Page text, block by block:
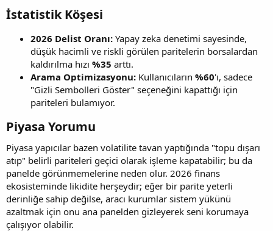
İstatistik Köşesi​
2026 Delist Oranı: Yapay zeka denetimi sayesinde,
düşük hacimli ve riskli görülen paritelerin borsalardan
kaldırılma hızı %35 arttı.
Arama Optimizasyonu: Kullanıcıların %60'ı, sadece
"Gizli Sembolleri Göster" seçeneğini kapattığı için
pariteleri bulamıyor.
Piyasa Yorumu​
Piyasa yapıcılar bazen volatilite tavan yaptığında "topu dışarı
atıp" belirli pariteleri geçici olarak işleme kapatabilir; bu da
panelde görünmemelerine neden olur. 2026 finans
ekosisteminde likidite herşeydir; eğer bir parite yeterli
derinliğe sahip değilse, aracı kurumlar sistem yükünü
azaltmak için onu ana panelden gizleyerek seni korumaya
çalışıyor olabilir.